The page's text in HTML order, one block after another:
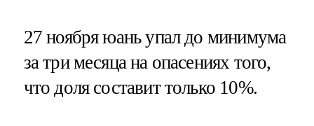
27 ноября юань упал до минимума
за три месяца на опасениях того,
что доля составит только 10%.